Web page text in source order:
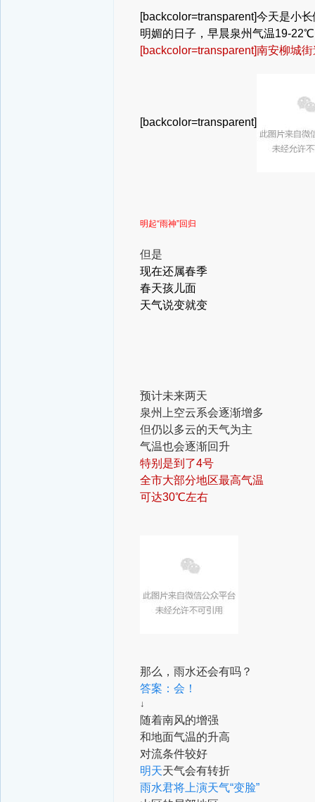
[backcolor=transparent]今天是小
明媚的日子，早晨泉州气温19-
[backcolor=transparent]南安柳城
[backcolor=transparent]
明起“雨神”回归
但是
现在还属春季
春天孩儿面
天气说变就变
预计未来两天
泉州上空云系会逐渐增多
但仍以多云的天气为主
气温也会逐渐回升
特别是到了4号
全市大部分地区最高气温
可达30℃左右
那么，雨水还会有吗？
答案：会！
↓
随着南风的增强
和地面气温的升高
对流条件较好
明天天气会有转折
雨水君将上演天气“变脸”